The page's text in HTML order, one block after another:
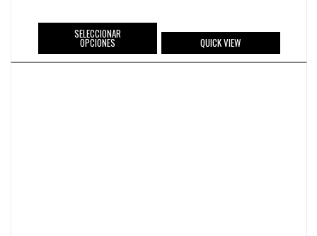
SELECCIONAR
OPCIONES QUICK VIEW